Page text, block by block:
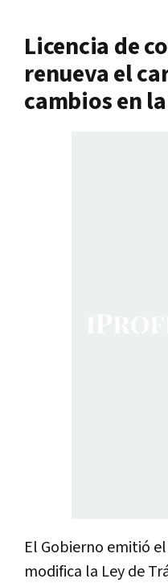
Licencia de
renueva el
cambios en
El Gobierno emitió
modifica la Ley de